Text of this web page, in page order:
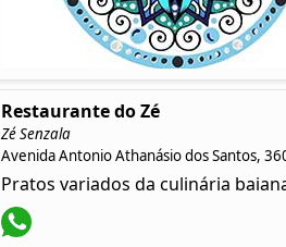
Restaurante do Zé
Zé Senzala
Avenida Antonio Athanásio dos Santos,
Pratos variados da culinária